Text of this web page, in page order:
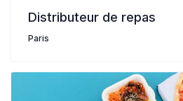
Distributeur de repas
Paris